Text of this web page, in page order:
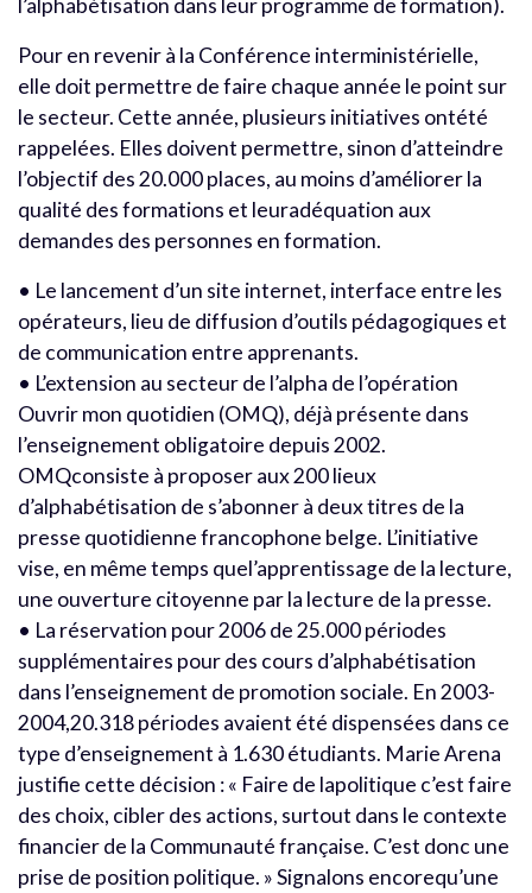
Pour en revenir à la Conférence interministérielle,
elle doit permettre de faire chaque année le point sur
le secteur. Cette année, plusieurs initiatives ontété
rappelées. Elles doivent permettre, sinon d’atteindre
l’objectif des 20.000 places, au moins d’améliorer la
qualité des formations et leuradéquation aux
demandes des personnes en formation.
• Le lancement d’un site internet, interface entre les
opérateurs, lieu de diffusion d’outils pédagogiques et
de communication entre apprenants.
• L’extension au secteur de l’alpha de l’opération
Ouvrir mon quotidien (OMQ), déjà présente dans
l’enseignement obligatoire depuis 2002.
OMQconsiste à proposer aux 200 lieux
d’alphabétisation de s’abonner à deux titres de la
presse quotidienne francophone belge. L’initiative
vise, en même temps quel’apprentissage de la lecture,
une ouverture citoyenne par la lecture de la presse.
• La réservation pour 2006 de 25.000 périodes
supplémentaires pour des cours d’alphabétisation
dans l’enseignement de promotion sociale. En 2003-
2004,20.318 périodes avaient été dispensées dans ce
type d’enseignement à 1.630 étudiants. Marie Arena
justifie cette décision : « Faire de lapolitique c’est faire
des choix, cibler des actions, surtout dans le contexte
financier de la Communauté française. C’est donc une
prise de position politique. » Signalons encorequ’une